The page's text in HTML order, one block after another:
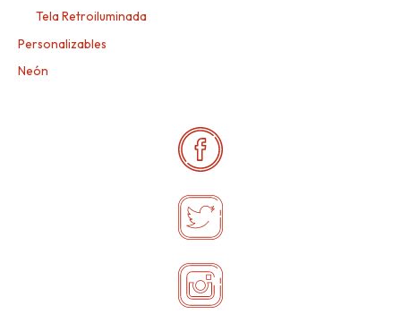
Tela Retroiluminada
Personalizables
Neón